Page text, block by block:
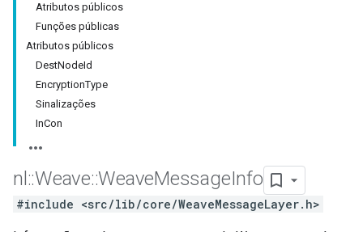
Atributos públicos
Funções públicas
Atributos públicos
DestNodeId
EncryptionType
Sinalizações
InCon
nl ::Weave::WeaveMessageInfo
#include <src/lib/core/WeaveMessageLayer.h>